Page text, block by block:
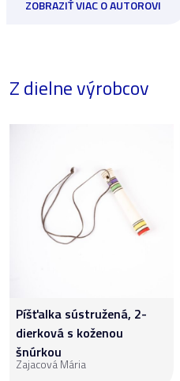
ZOBRAZIŤ VIAC O AUTOROVI
Z dielne výrobcov
Píšťalka sústružená, 2-
dierková s koženou
šnúrkou
Zajacová Mária